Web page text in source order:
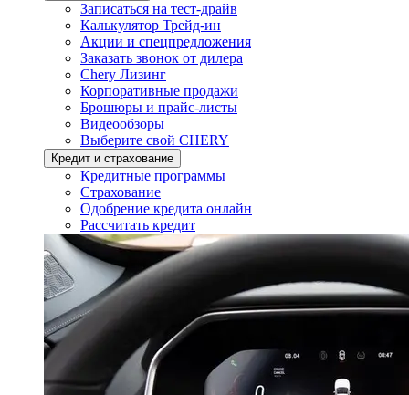
Записаться на тест-драйв
Калькулятор Трейд-ин
Акции и спецпредложения
Заказать звонок от дилера
Chery Лизинг
Корпоративные продажи
Брошюры и прайс-листы
Видеообзоры
Выберите свой CHERY
Кредит и страхование
Кредитные программы
Страхование
Одобрение кредита онлайн
Рассчитать кредит